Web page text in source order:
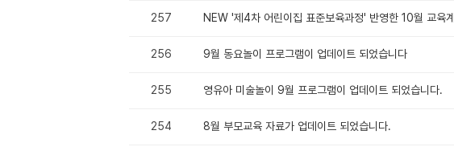
257 NEW '제4차 어린이집 표준보육과정' 반영한 10월 교육
256 9월 동요놀이 프로그램이 업데이트 되었습니다
255 영유아 미술놀이 9월 프로그램이 업데이트 되었습니다.
254 8월 부모교육 자료가 업데이트 되었습니다.